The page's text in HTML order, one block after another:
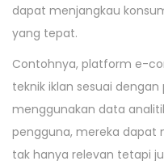
dapat menjangkau
yang tepat.
Contohnya, platform e-
teknik iklan sesuai
menggunakan data
pengguna, mereka dapat
tak hanya relevan tetapi